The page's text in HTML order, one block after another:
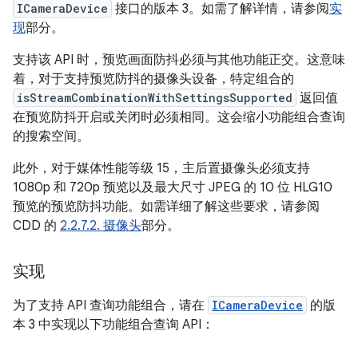
ICameraDevice 接口的版本 3。如需了解详情，请参阅实
现部分。
支持该 API 时，预览画面防抖必须与其他功能正交。这意味
着，对于支持预览防抖的摄像头设备，特定组合的
isStreamCombinationWithSettingsSupported 返回值
在预览防抖开启或关闭时必须相同。这会缩小功能组合查询
的搜索空间。
此外，对于媒体性能等级 15，主后置摄像头必须支持
1080p 和 720p 预览以及最大尺寸 JPEG 的 10 位 HLG10
预览的预览防抖功能。如需详细了解这些要求，请参阅
CDD 的 2.2.7.2. 摄像头部分。
实现
为了支持 API 查询功能组合，请在 ICameraDevice 的版
本 3 中实现以下功能组合查询 API：